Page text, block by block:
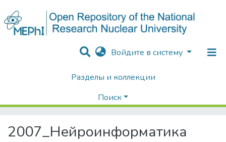
Войдите в систему
Разделы и коллекции
Поиск
Конференции / Научные семинары
2007_Нейроинформатика
Просмотр по теме
2007_Нейроинформатика